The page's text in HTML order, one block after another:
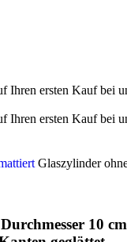
Ihren ersten Kauf bei
Ihren ersten Kauf bei
Glaszylinder
10